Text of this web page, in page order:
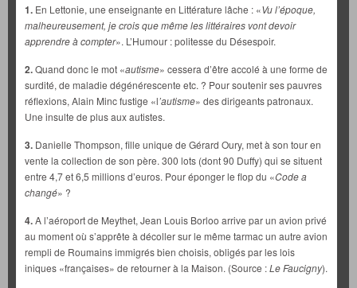
1. En Lettonie, une enseignante en Littérature lâche : «Vu l’époque,
malheureusement, je crois que même les littéraires vont devoir
apprendre à compter». L’Humour : politesse du Désespoir.
2.Quand donc le mot «autisme» cessera d’être accolé à une forme de
surdité, de maladie dégénérescente etc. ? Pour soutenir ses pauvres
réflexions, Alain Minc fustige «l’autisme» des dirigeants patronaux.
Une insulte de plus aux autistes.
3. Danielle Thompson, fille unique de Gérard Oury, met à son tour en
vente la collection de son père. 300 lots (dont 90 Duffy) qui se situent
entre 4,7 et 6,5 millions d’euros. Pour éponger le flop du «Code a
changé» ?
4.A l’aéroport de Meythet, Jean Louis Borloo arrive par un avion privé
au moment où s’apprête à décoller sur le même tarmac un autre avion
rempli de Roumains immigrés bien choisis, obligés par les lois
iniques «françaises» de retourner à la Maison. (Source :Le Faucigny).